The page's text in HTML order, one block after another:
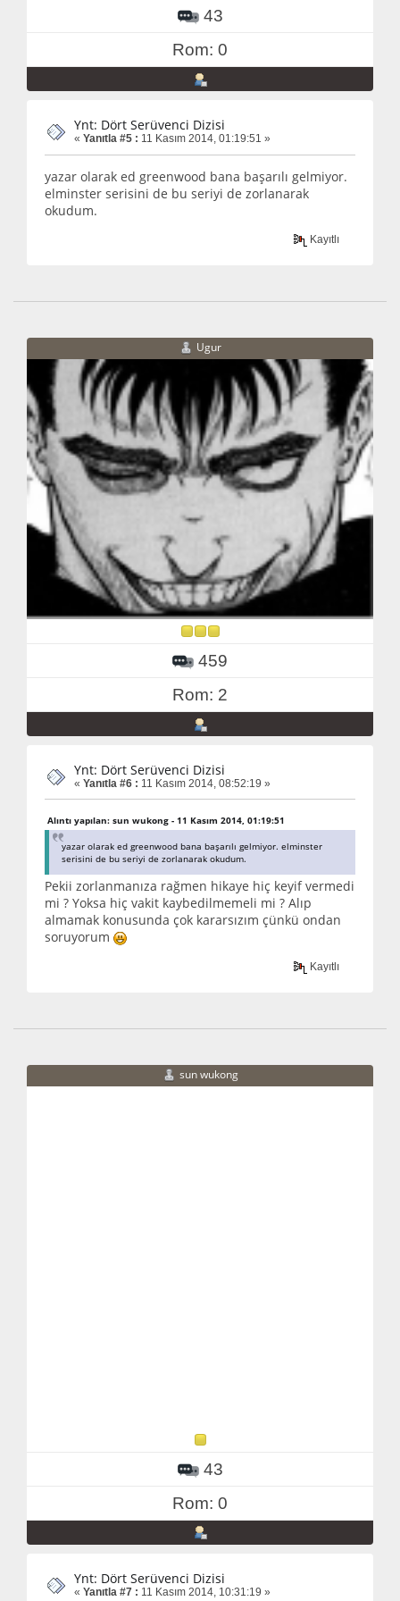
43
Rom: 0
Ynt: Dört Serüvenci Dizisi
« Yanıtla #5 : 11 Kasım 2014, 01:19:51 »
yazar olarak ed greenwood bana başarılı gelmiyor.
elminster serisini de bu seriyi de zorlanarak
okudum.
Kayıtlı
Ugur
459
Rom: 2
Ynt: Dört Serüvenci Dizisi
« Yanıtla #6 : 11 Kasım 2014, 08:52:19 »
Alıntı yapılan: sun wukong - 11 Kasım 2014, 01:19:51
yazar olarak ed greenwood bana başarılı gelmiyor. elminster
serisini de bu seriyi de zorlanarak okudum.
Pekii zorlanmanıza rağmen hikaye hiç keyif vermedi
mi ? Yoksa hiç vakit kaybedilmemeli mi ? Alıp
almamak konusunda çok kararsızım çünkü ondan
soruyorum
Kayıtlı
sun wukong
43
Rom: 0
Ynt: Dört Serüvenci Dizisi
« Yanıtla #7 : 11 Kasım 2014, 10:31:19 »